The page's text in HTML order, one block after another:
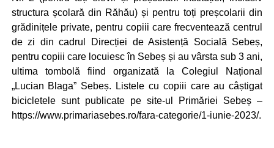
structura școlară din Răhău) și pentru toți preșcolarii din
grădinițele private, pentru copiii care frecventează centrul
de zi din cadrul Direcției de Asistență Socială Sebeș,
pentru copiii care locuiesc în Sebeș și au vârsta sub 3 ani,
ultima tombolă fiind organizată la Colegiul Național
„Lucian Blaga” Sebeș. Listele cu copiii care au câștigat
bicicletele sunt publicate pe site-ul Primăriei Sebeș –
https://www.primariasebes.ro/fara-categorie/1-iunie-2023/.